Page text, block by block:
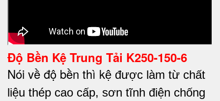
Độ Bền Kệ Trung Tải K250-150-6
Nói về độ bền thì kệ được làm từ chất
liệu thép cao cấp, sơn tĩnh điện chống